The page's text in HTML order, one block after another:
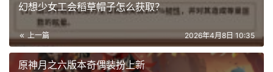
幻想少女工会稻草帽子怎么获取？
上一篇 2026年4月8日 10:35
原神月之六版本奇偶装扮上新